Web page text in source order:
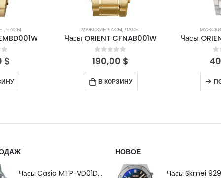
, ЧАСЫ
5
$
МУЖСКИЕ ЧАСЫ, ЧАСЫ
Часы ORIENT CFNAB001W
0out of 5
190,00 $
В КОРЗИНУ
Часы
0
Часы Casio MTP-VD01D-2B
НОВОЕ
Часы Skmei